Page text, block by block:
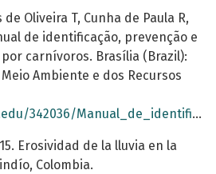
Oliveira T, Cunha de Paula R,
de identificação, prevenção e
carnívoros. Brasília (Brazil):
Ambiente e dos Recursos
Erosividad de la lluvia en la
Colombia.